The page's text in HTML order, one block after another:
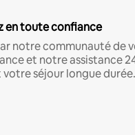
en toute confiance
notre communauté de
et notre assistance
séjour longue durée.